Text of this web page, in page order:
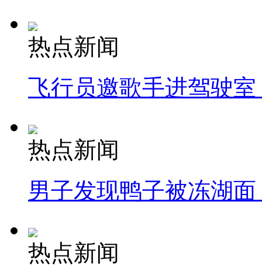
热点新闻
飞行员邀歌手进驾驶
热点新闻
男子发现鸭子被冻湖
热点新闻